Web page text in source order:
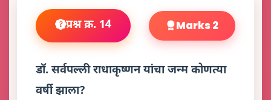
प्रश्न क्र. 14 Marks 2
डॉ. सर्वपल्ली राधाकृष्णन यांचा जन्म कोणत्या
वर्षी झाला?